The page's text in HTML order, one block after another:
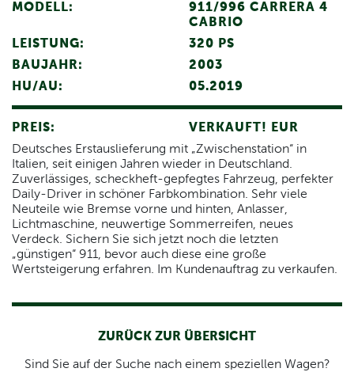
MODELL:
911/996 CARRERA 4
CABRIO
LEISTUNG:
320 PS
BAUJAHR:
2003
HU/AU:
05.2019
PREIS:
VERKAUFT! EUR
Deutsches Erstauslieferung mit „Zwischenstation“ in
Italien, seit einigen Jahren wieder in Deutschland.
Zuverlässiges, scheckheft-gepfegtes Fahrzeug, perfekter
Daily-Driver in schöner Farbkombination. Sehr viele
Neuteile wie Bremse vorne und hinten, Anlasser,
Lichtmaschine, neuwertige Sommerreifen, neues
Verdeck. Sichern Sie sich jetzt noch die letzten
„günstigen“ 911, bevor auch diese eine große
Wertsteigerung erfahren. Im Kundenauftrag zu verkaufen.
ZURÜCK ZUR ÜBERSICHT
Sind Sie auf der Suche nach einem speziellen Wagen?